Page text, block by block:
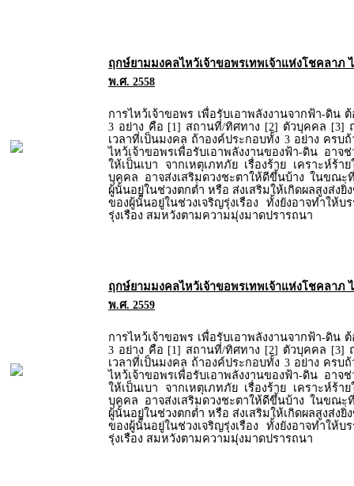
ฤกษ์ยามมงคลไหว้เจ้าขอพรเทพเจ้าแห่งโชคลาภ
พ.ศ. 2558
การไหว้เจ้าขอพร เพื่อรับเอาพลังงานจากฟ้า-ดิน
3 อย่าง คือ [1] สถานที่/ทิศทาง [2] ตัวบุคคล [3]
เวลาที่เป็นมงคล ถ้าองค์ประกอบทั้ง 3 อย่าง ครบ
ไหว้เจ้าขอพรเพื่อรับเอาพลังงานของฟ้า-ดิน อาจ
ให้เป็นเบา จากเหตุเภทภัย เรื่องร้าย เคราะห์ร้า
บุคคล อาจส่งเสริมดวงชะตาให้ดีขึ้นบ้าง ในขณะ
ผู้นั้นอยู่ในช่วงตกต่ำ หรือ ส่งเสริมให้เกิดผลสูงส่งยิ่
ของผู้นั้นอยู่ในช่วงเจริญรุ่งเรือง ทั้งยังอาจทำให้บ
รุ่งเรือง สมหวังตามความมุ่งมาดปรารถนา
ฤกษ์ยามมงคลไหว้เจ้าขอพรเทพเจ้าแห่งโชคลาภ
พ.ศ. 2559
การไหว้เจ้าขอพร เพื่อรับเอาพลังงานจากฟ้า-ดิน
3 อย่าง คือ [1] สถานที่/ทิศทาง [2] ตัวบุคคล [3]
เวลาที่เป็นมงคล ถ้าองค์ประกอบทั้ง 3 อย่าง ครบ
ไหว้เจ้าขอพรเพื่อรับเอาพลังงานของฟ้า-ดิน อาจ
ให้เป็นเบา จากเหตุเภทภัย เรื่องร้าย เคราะห์ร้า
บุคคล อาจส่งเสริมดวงชะตาให้ดีขึ้นบ้าง ในขณะ
ผู้นั้นอยู่ในช่วงตกต่ำ หรือ ส่งเสริมให้เกิดผลสูงส่งยิ่
ของผู้นั้นอยู่ในช่วงเจริญรุ่งเรือง ทั้งยังอาจทำให้บ
รุ่งเรือง สมหวังตามความมุ่งมาดปรารถนา